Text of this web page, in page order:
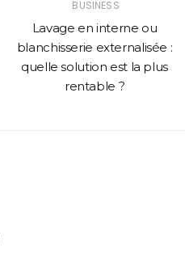
BUSINESS
Lavage en interne ou
blanchisserie externalisée :
quelle solution est la plus
rentable ?